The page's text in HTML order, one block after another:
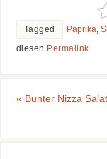
Tagged Paprika,
diesen Permalink.
« Bunter Nizza Salat